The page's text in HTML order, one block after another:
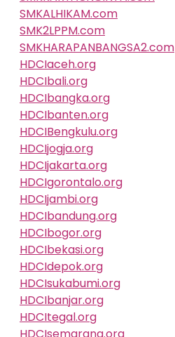
SMKALHIKAM.com
SMK2LPPM.com
SMKHARAPANBANGSA2.com
HDCIaceh.org
HDCIbali.org
HDCIbangka.org
HDCIbanten.org
HDCIBengkulu.org
HDCIjogja.org
HDCIjakarta.org
HDCIgorontalo.org
HDCIjambi.org
HDCIbandung.org
HDCIbogor.org
HDCIbekasi.org
HDCIdepok.org
HDCIsukabumi.org
HDCIbanjar.org
HDCItegal.org